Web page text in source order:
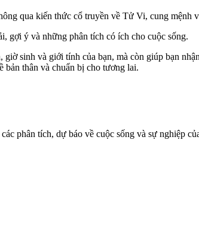
qua kiến thức cổ truyền về Tử Vi, cung mệnh
gợi ý và những phân tích có ích cho cuộc sống.
sinh và giới tính của bạn, mà còn giúp bạn
bản thân và chuẩn bị cho tương lai.
phân tích, dự báo về cuộc sống và sự nghiệp